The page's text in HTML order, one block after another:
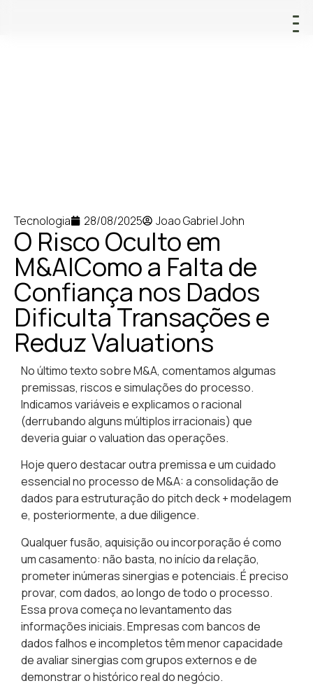
Tecnologia 28/08/2025 Joao Gabriel John
O Risco Oculto em
M&A|Como a Falta de
Confiança nos Dados
Dificulta Transações e
Reduz Valuations
No último texto sobre M&A, comentamos algumas
premissas, riscos e simulações do processo.
Indicamos variáveis e explicamos o racional
(derrubando alguns múltiplos irracionais) que
deveria guiar o valuation das operações.
Hoje quero destacar outra premissa e um cuidado
essencial no processo de M&A: a consolidação de
dados para estruturação do pitch deck + modelagem
e, posteriormente, a due diligence.
Qualquer fusão, aquisição ou incorporação é como
um casamento: não basta, no início da relação,
prometer inúmeras sinergias e potenciais. É preciso
provar, com dados, ao longo de todo o processo.
Essa prova começa no levantamento das
informações iniciais. Empresas com bancos de
dados falhos e incompletos têm menor capacidade
de avaliar sinergias com grupos externos e de
demonstrar o histórico real do negócio.